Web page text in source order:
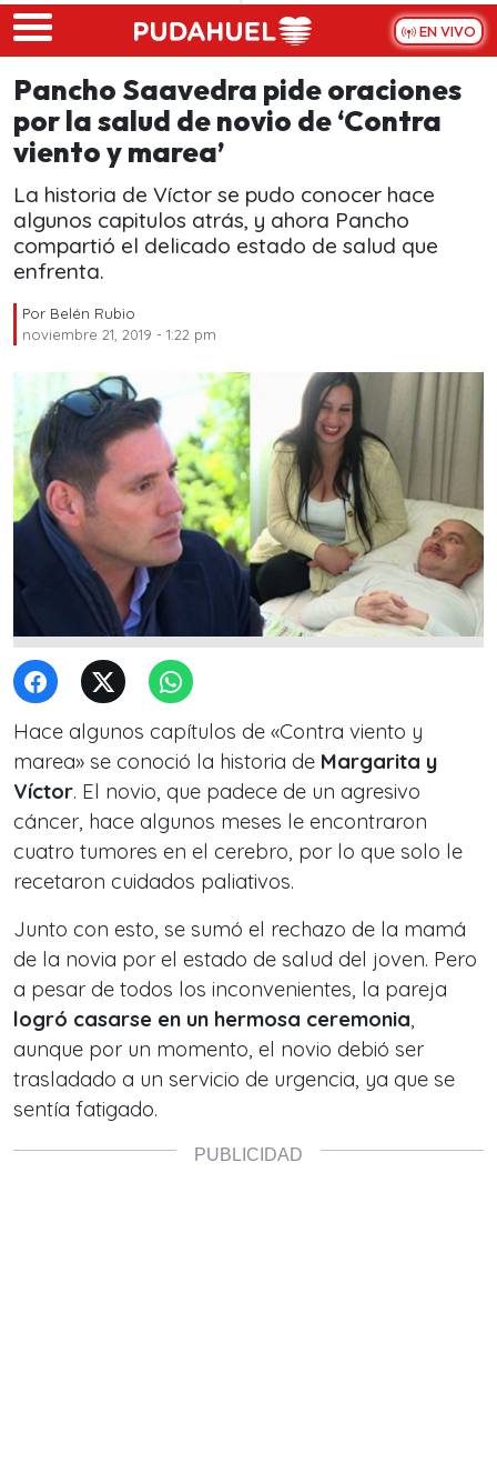
Skip to main content
EN VIVO
Pancho Saavedra pide oraciones
por la salud de novio de ‘Contra
viento y marea’
La historia de Víctor se pudo conocer hace
algunos capitulos atrás, y ahora Pancho
compartió el delicado estado de salud que
enfrenta.
Por Belén Rubio
noviembre 21, 2019 - 1:22 pm
Hace algunos capítulos de «Contra viento y
marea» se conoció la historia de Margarita y
Víctor. El novio, que padece de un agresivo
cáncer, hace algunos meses le encontraron
cuatro tumores en el cerebro, por lo que solo le
recetaron cuidados paliativos.
Junto con esto, se sumó el rechazo de la mamá
de la novia por el estado de salud del joven. Pero
a pesar de todos los inconvenientes, la pareja
logró casarse en un hermosa ceremonia,
aunque por un momento, el novio debió ser
trasladado a un servicio de urgencia, ya que se
sentía fatigado.